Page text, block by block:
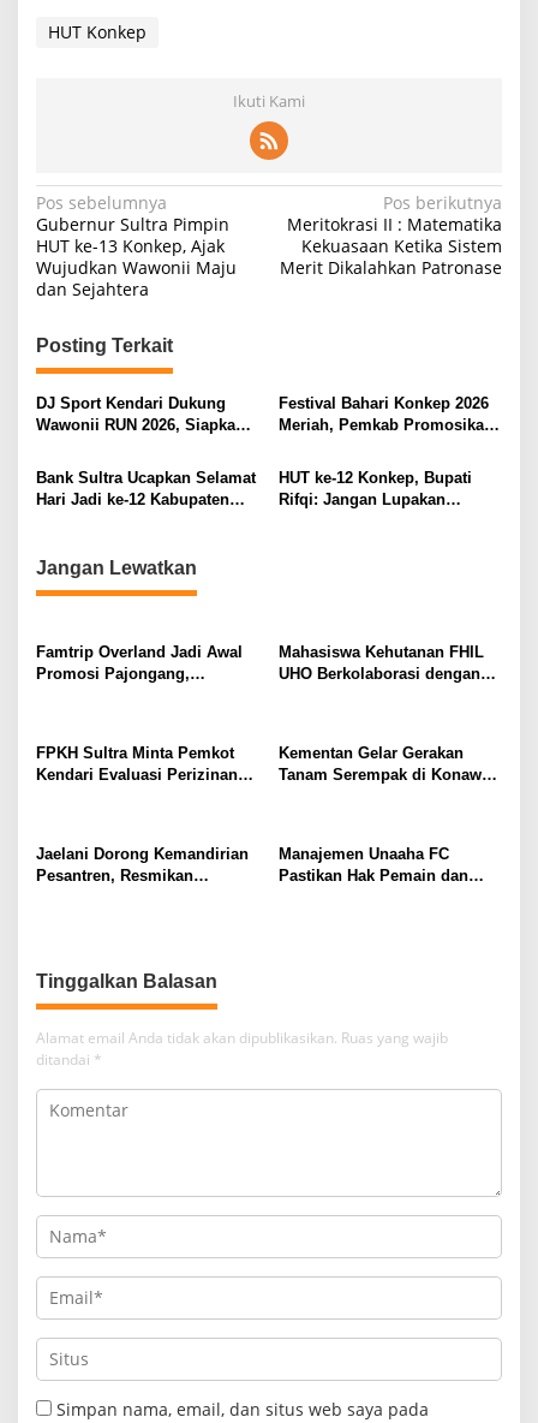
HUT Konkep
Ikuti Kami
N
a
v
g
a
s
p
o
Pos sebelumnya
Gubernur Sultra Pimpin
HUT ke-13 Konkep, Ajak
Wujudkan Wawonii Maju
dan Sejahtera
Pos berikutnya
Meritokrasi II : Matematika
Kekuasaan Ketika Sistem
Merit Dikalahkan Patronase
Posting Terkait
DJ Sport Kendari Dukung
Wawonii RUN 2026, Siapkan
Festival Bahari Konkep 2026
Meriah, Pemkab Promosikan
Wawonii
Bank Sultra Ucapkan Selamat
Hari Jadi ke-12 Kabupaten
HUT ke-12 Konkep, Bupati
Rifqi: Jangan Lupakan
Jangan Lewatkan
Famtrip Overland Jadi Awal
Promosi Pajongang,
Mahasiswa Kehutanan FHIL
UHO Berkolaborasi dengan
FPKH Sultra Minta Pemkot
Kendari Evaluasi Perizinan
Kementan Gelar Gerakan
Tanam Serempak di Konawe,
Jaelani Dorong Kemandirian
Pesantren, Resmikan
Manajemen Unaaha FC
Pastikan Hak Pemain dan
Tinggalkan Balasan
Alamat email Anda tidak akan dipublikasikan. Ruas yang wajib
ditandai *
Simpan nama, email, dan situs web saya pada